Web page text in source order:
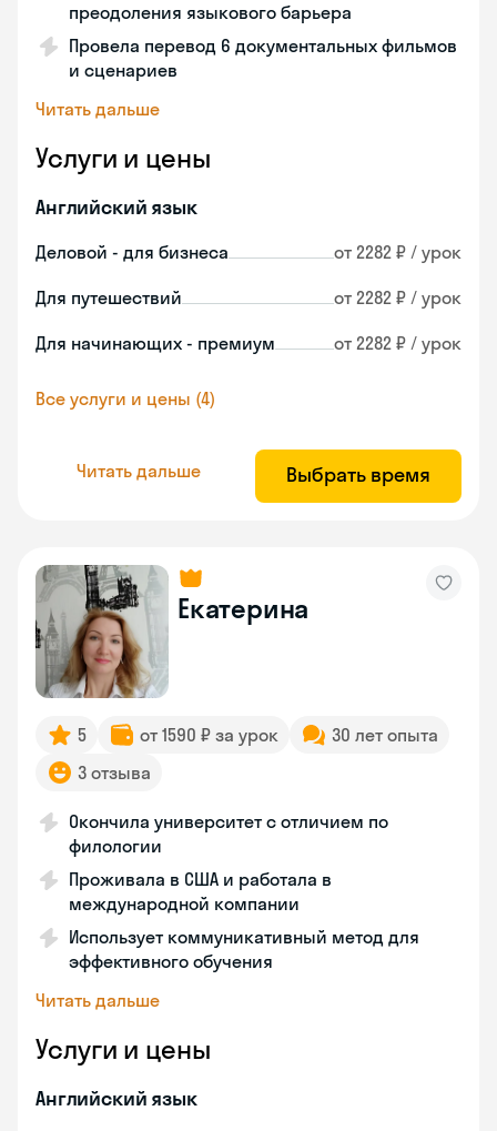
преодоления языкового барьера
Провела перевод 6 документальных фильмов
и сценариев
Читать дальше
Услуги и цены
Английский язык
Деловой - для бизнеса от 2282 ₽ / урок
Для путешествий от 2282 ₽ / урок
Для начинающих - премиум от 2282 ₽ / урок
Все услуги и цены (4)
Читать дальше Выбрать время
Екатерина
5 от 1590 ₽ за урок
30 лет опыта
3 отзыва
Окончила университет с отличием по
филологии
Проживала в США и работала в
международной компании
Использует коммуникативный метод для
эффективного обучения
Читать дальше
Услуги и цены
Английский язык